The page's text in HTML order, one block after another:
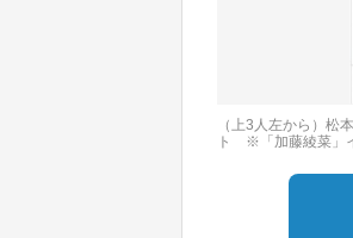
（上3人左から）松
ト ※「加藤綾菜」